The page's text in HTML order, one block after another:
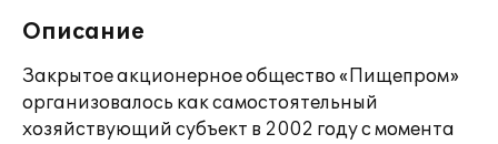
Описание
Закрытое акционерное общество «Пищепром»
организовалось как самостоятельный
хозяйствующий субъект в 2002 году с момента